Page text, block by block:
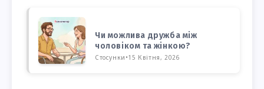
Чи можлива дружба між
чоловіком та жінкою?
Стосунки •15 Квітня, 2026